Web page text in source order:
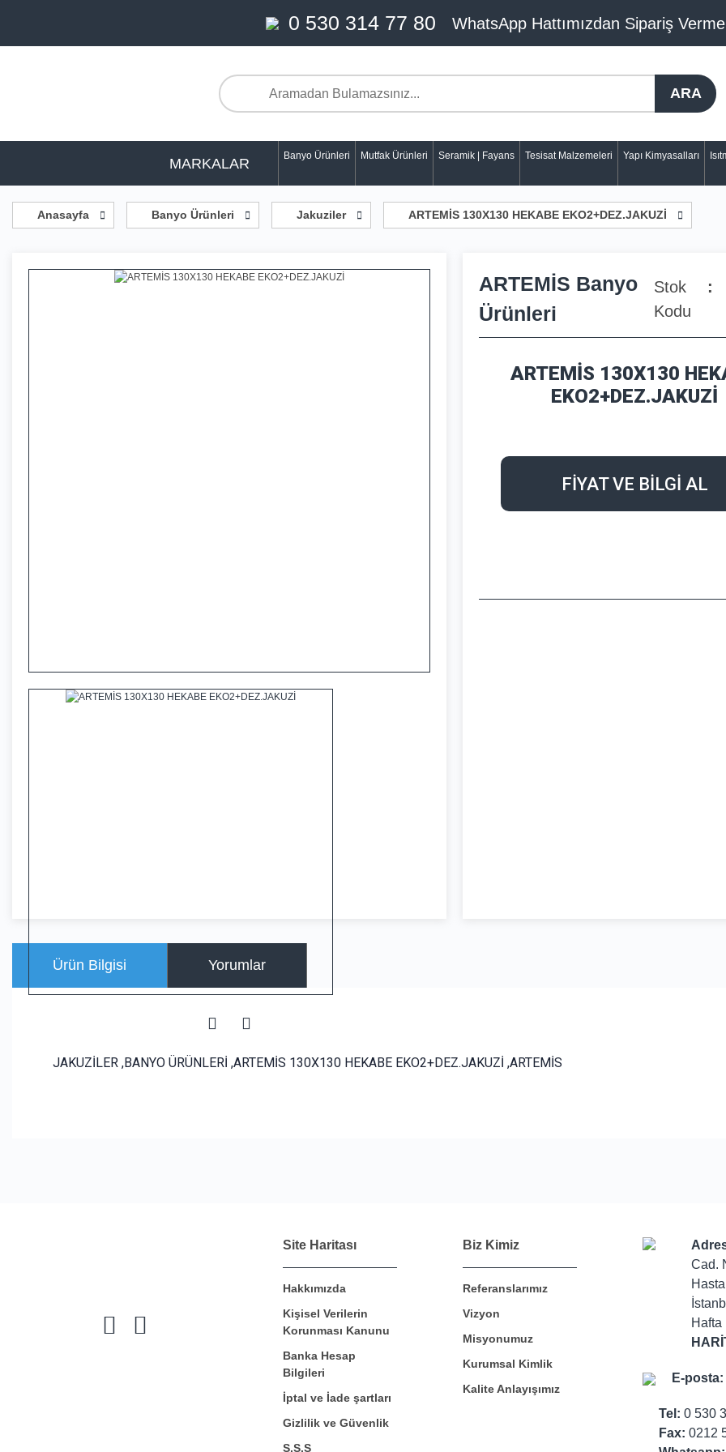
0 530 314 77 80 WhatsApp Hattımızdan Sipariş
ARA
MARKALAR Banyo Ürünleri Mutfak Ürünleri Seramik | Fayans Tesisat Malzemeleri Yapı Kimyasalları
Anasayfa Banyo Ürünleri Jakuziler ARTEMİS 130X130 HEKABE EKO2+DEZ.JAKUZİ
ARTEMİS Banyo
Ürünleri
Stok
Kodu
ARTEMİS 130X130
EKO2+DEZ.JAKUZİ
FİYAT VE BİLGİ AL
Ürün Bilgisi Yorumlar
JAKUZİLER ,BANYO ÜRÜNLERİ ,ARTEMİS 130X130 HEKABE EKO2+DEZ.JAKUZİ ,ARTEMİS
Bu ürüne ilk yorumu siz yapın!
Yorum Yaz
Site Haritası
Hakkımızda
Kişisel Verilerin
Korunması Kanunu
Banka Hesap
Bilgileri
İptal ve İade şartları
Gizlilik ve Güvenlik
S.S.S
Biz Kimiz
Referanslarımız
Vizyon
Misyonumuz
Kurumsal Kimlik
Kalite Anlayışımız
Cad.
Hafta
E-posta:
Tel: 0 530
Fax: 0212